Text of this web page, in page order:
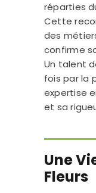
réparties
Cette
des
confirme
Un talent
fois par la
expertise
et sa
Une
Fleurs